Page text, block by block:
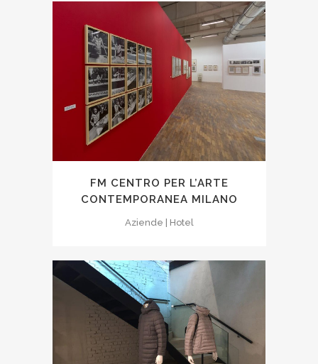
FM CENTRO PER L’ARTE
CONTEMPORANEA MILANO
Aziende | Hotel